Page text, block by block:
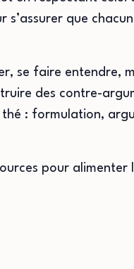
s’assurer que
se faire entendre,
des contre-
thé : formulation,
pour alimenter